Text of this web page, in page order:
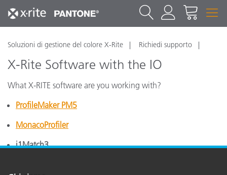
Soluzioni di gestione del colore X-Rite Richiedi supporto
X-Rite Software with the IO
What X-RITE software are you working with?
ProfileMaker PM5
MonacoProfiler
i1Match3